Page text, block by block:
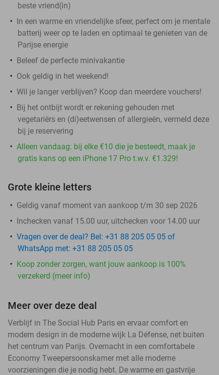
beste vriend(in)
In een warme en vriendelijke sfeer, perfect om je mentale
batterij weer op te laden en optimaal te genieten van de
Parijse energie
Beleef de perfecte minivakantie
Ook geldig in het weekend!
Wil je langer verblijven? Koop dan meerdere vouchers!
Bij het ontbijt wordt er rekening gehouden met
vegetariërs en (di)eetwensen of allergieën, vermeld deze
bij je reservering
Alleen vandaag: bij elke €10 die je besteedt, maak je
gratis kans op een iPhone 17 Pro t.w.v. €1.329!
Grote kleine letters
Geldig vanaf moment van aankoop t/m 30 sep 2026
Inchecken vanaf 15.00 uur, uitchecken voor 14.00 uur
Vragen over de deal? Bel: +31 88 205 05 05 of
WhatsApp met: +31 88 205 05 05
Koop zonder zorgen, want jouw aankoop is 100%
verzekerd (meer info)
Meer over deze deal
Verblijf in The Social Hub Paris en ervaar comfort en
modern design in de moderne wijk La Défense, net buiten
het centrum van Parijs. Overnacht in een comfortabele
Economy Tweepersoonskamer met alle moderne
voorzieningen die je nodig hebt. De warme en gastvrije